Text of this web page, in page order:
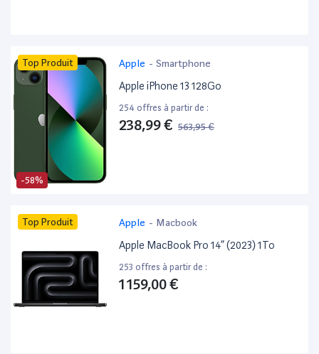
-58%
Top Produit Apple - Smartphone
Apple iPhone 13 128Go
254 offres à partir de :
238,99 € 563,95 €
Top Produit Apple - Macbook
Apple MacBook Pro 14” (2023) 1To
253 offres à partir de :
1 159,00 €